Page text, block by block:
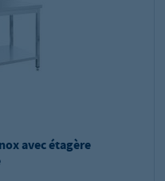
avec étagère